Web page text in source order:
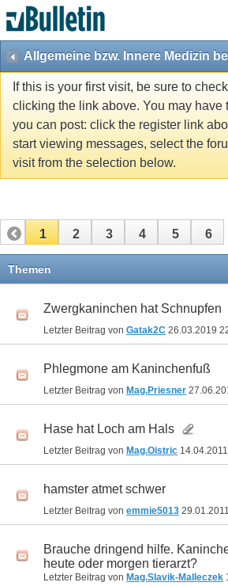
If this is your first visit, be sure to
clicking the link above. You may have
you can post: click the register link
start viewing messages, select the
visit from the selection below.
1 2 3 4 5 6
Themen
Zwergkaninchen hat Schnupfen
Letzter Beitrag von Gatak2C 26.03.2019
Phlegmone am Kaninchenfuß
Letzter Beitrag von Mag.Priesner
Hase hat Loch am Hals
Letzter Beitrag von Mag.Oistric 14.04.2011
hamster atmet schwer
Letzter Beitrag von emmie5013 29.01.2011
Brauche dringend hilfe.
heute oder morgen tierarzt?
Letzter Beitrag von Mag.Slavik-Malleczek